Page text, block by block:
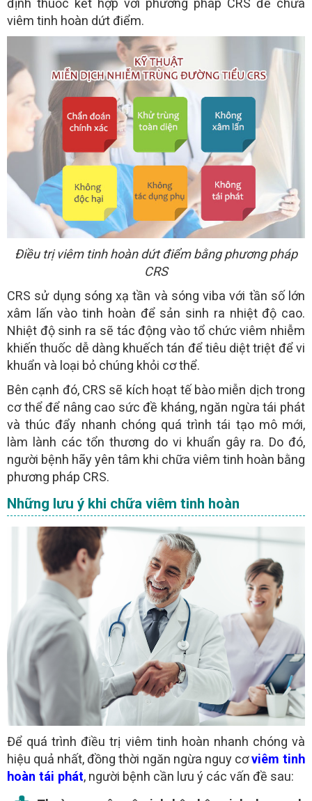
định thuốc kết hợp với phương pháp CRS để chữa
viêm tinh hoàn dứt điểm.
Điều trị viêm tinh hoàn dứt điểm bằng phương pháp
CRS
CRS sử dụng sóng xạ tần và sóng viba với tần số lớn
xâm lấn vào tinh hoàn để sản sinh ra nhiệt độ cao.
Nhiệt độ sinh ra sẽ tác động vào tổ chức viêm nhiễm
khiến thuốc dễ dàng khuếch tán để tiêu diệt triệt để vi
khuẩn và loại bỏ chúng khỏi cơ thể.
Bên cạnh đó, CRS sẽ kích hoạt tế bào miễn dịch trong
cơ thể để nâng cao sức đề kháng, ngăn ngừa tái phát
và thúc đẩy nhanh chóng quá trình tái tạo mô mới,
làm lành các tổn thương do vi khuẩn gây ra. Do đó,
người bệnh hãy yên tâm khi chữa viêm tinh hoàn bằng
phương pháp CRS.
Những lưu ý khi chữa viêm tinh hoàn
Để quá trình điều trị viêm tinh hoàn nhanh chóng và
hiệu quả nhất, đồng thời ngăn ngừa nguy cơviêm tinh
hoàn tái phát, người bệnh cần lưu ý các vấn đề sau: